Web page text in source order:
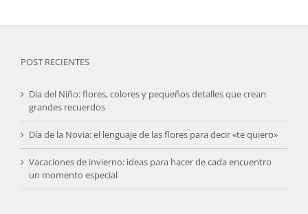
POST RECIENTES
Día del Niño: flores, colores y pequeños detalles que crean
grandes recuerdos
Día de la Novia: el lenguaje de las flores para decir «te quiero»
Vacaciones de invierno: ideas para hacer de cada encuentro
un momento especial